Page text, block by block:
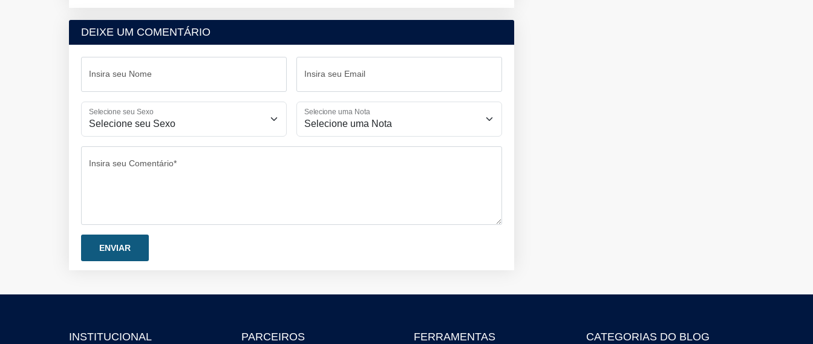
DEIXE UM COMENTÁRIO
Insira seu Nome Insira seu Email
Selecione seu Sexo Selecione uma Nota
Insira seu Comentário*
INSTITUCIONAL PARCEIROS FERRAMENTAS CATEGORIAS DO BLOG